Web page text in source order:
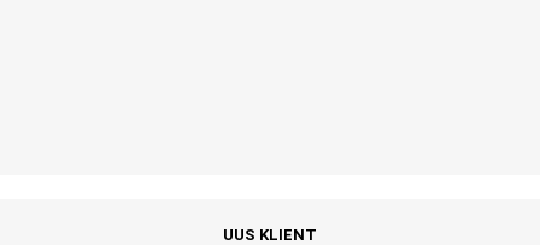
UUS KLIENT